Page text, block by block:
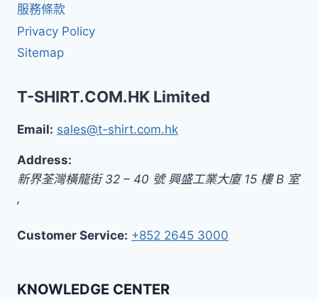
服務條款
Privacy Policy
Sitemap
T-SHIRT.COM.HK Limited
Email: sales@t-shirt.com.hk
Address:
新界荃灣橫龍街 32 – 40 號 興盛工業大廈 15 樓 B 室
,
Customer Service: +852 2645 3000
KNOWLEDGE CENTER